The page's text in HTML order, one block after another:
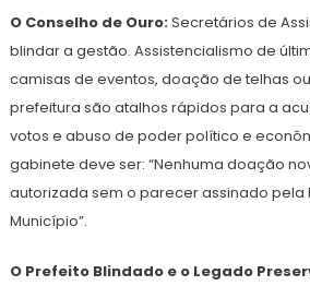
O Conselho de Ouro:Secretários de
blindar a gestão. Assistencialismo de
camisas de eventos, doação de telhas
prefeitura são atalhos rápidos para a
votos e abuso de poder político e
gabinete deve ser: “Nenhuma doação
autorizada sem o parecer assinado
Município”.
O Prefeito Blindado e o Legado